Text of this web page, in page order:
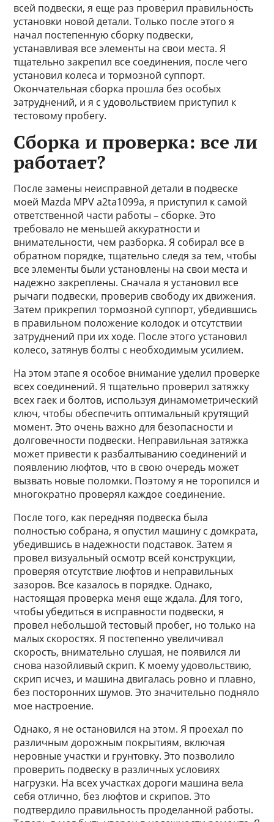
всей подвески, я еще раз проверил правильность
установки новой детали. Только после этого я
начал постепенную сборку подвески,
устанавливая все элементы на свои места. Я
тщательно закрепил все соединения, после чего
установил колеса и тормозной суппорт.
Окончательная сборка прошла без особых
затруднений, и я с удовольствием приступил к
тестовому пробегу.
Сборка и проверка: все ли
работает?
После замены неисправной детали в подвеске
моей Mazda MPV a2ta1099a, я приступил к самой
ответственной части работы – сборке. Это
требовало не меньшей аккуратности и
внимательности, чем разборка. Я собирал все в
обратном порядке, тщательно следя за тем, чтобы
все элементы были установлены на свои места и
надежно закреплены. Сначала я установил все
рычаги подвески, проверив свободу их движения.
Затем прикрепил тормозной суппорт, убедившись
в правильном положение колодок и отсутствии
затруднений при их ходе. После этого установил
колесо, затянув болты с необходимым усилием.
На этом этапе я особое внимание уделил проверке
всех соединений. Я тщательно проверил затяжку
всех гаек и болтов, используя динамометрический
ключ, чтобы обеспечить оптимальный крутящий
момент. Это очень важно для безопасности и
долговечности подвески. Неправильная затяжка
может привести к разбалтыванию соединений и
появлению люфтов, что в свою очередь может
вызвать новые поломки. Поэтому я не торопился и
многократно проверял каждое соединение.
После того, как передняя подвеска была
полностью собрана, я опустил машину с домкрата,
убедившись в надежности подставок. Затем я
провел визуальный осмотр всей конструкции,
проверяя отсутствие люфтов и неправильных
зазоров. Все казалось в порядке. Однако,
настоящая проверка меня еще ждала. Для того,
чтобы убедиться в исправности подвески, я
провел небольшой тестовый пробег, но только на
малых скоростях. Я постепенно увеличивал
скорость, внимательно слушая, не появился ли
снова назойливый скрип. К моему удовольствию,
скрип исчез, и машина двигалась ровно и плавно,
без посторонних шумов. Это значительно подняло
мое настроение.
Однако, я не остановился на этом. Я проехал по
различным дорожным покрытиям, включая
неровные участки и грунтовку. Это позволило
проверить подвеску в различных условиях
нагрузки. На всех участках дороги машина вела
себя отлично, без люфтов и скрипов. Это
подтвердило правильность проделанной работы.